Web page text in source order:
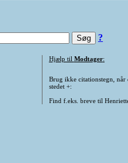
?
Hjælp til Modtager:
Brug ikke citationstegn, når
stedet +:
Find f.eks. breve til